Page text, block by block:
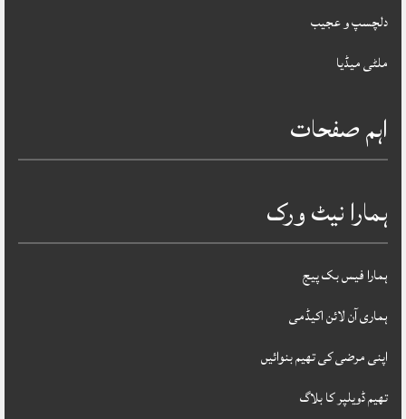
دلچسپ و عجیب
ملٹی میڈیا
اہم صفحات
ہمارا نیٹ ورک
ہمارا فیس بک پیج
ہماری آن لائن اکیڈمی
اپنی مرضی کی تھیم بنوائیں
تھیم ڈویلپر کا بلاگ